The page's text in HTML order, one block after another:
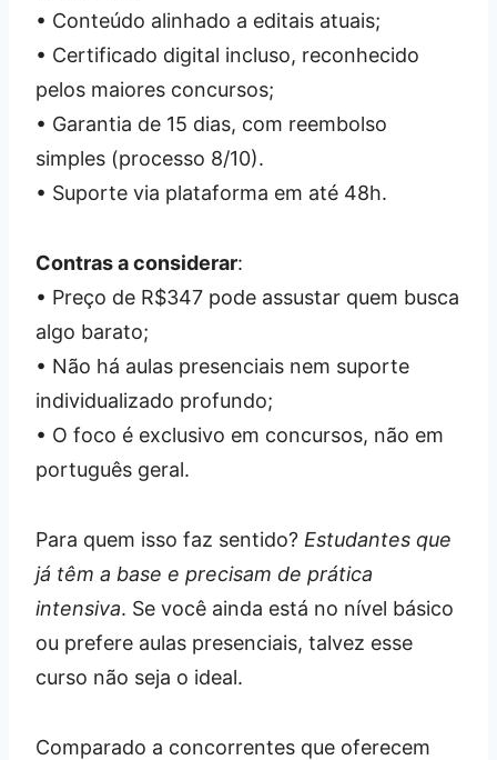
• Conteúdo alinhado a editais atuais;
• Certificado digital incluso, reconhecido
pelos maiores concursos;
• Garantia de 15 dias, com reembolso
simples (processo 8/10).
• Suporte via plataforma em até 48h.
Contras a considerar:
• Preço de R$347 pode assustar quem busca
algo barato;
• Não há aulas presenciais nem suporte
individualizado profundo;
• O foco é exclusivo em concursos, não em
português geral.
Para quem isso faz sentido? Estudantes que
já têm a base e precisam de prática
intensiva. Se você ainda está no nível básico
ou prefere aulas presenciais, talvez esse
curso não seja o ideal.
Comparado a concorrentes que oferecem